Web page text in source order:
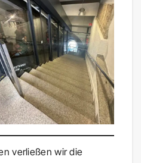
verließen wir die